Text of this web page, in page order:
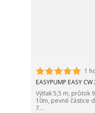
1
EASYPUMP EASY
Výtlak 5,5 m, průtok
10m, pevné částice
7...